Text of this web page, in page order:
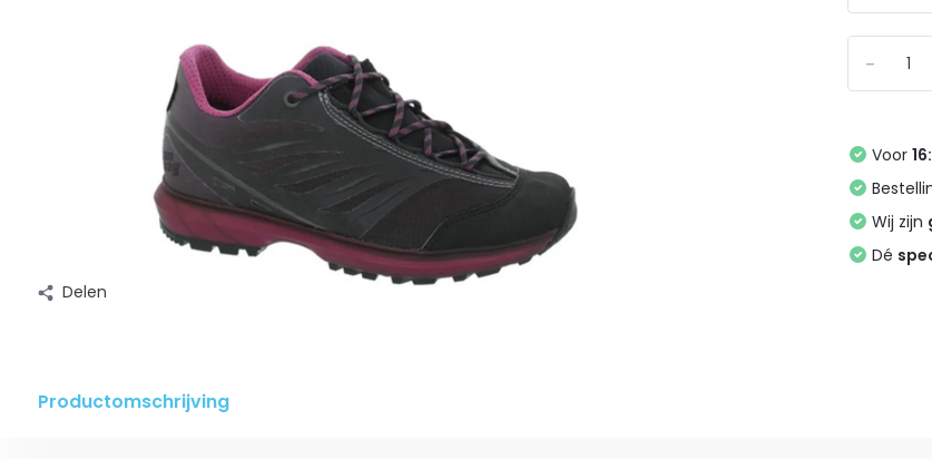
Delen
-
Voor
Wij zijn
Dé
Productomschrijving